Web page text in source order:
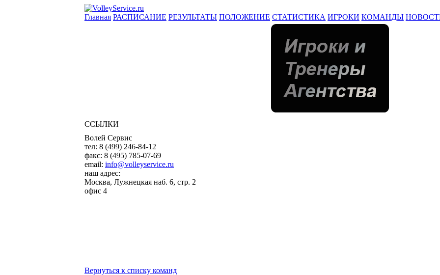
Главная РАСПИСАНИЕ РЕЗУЛЬТАТЫ ПОЛОЖЕНИЕ СТАТИСТИКА ИГРОКИ КОМАНДЫ
ССЫЛКИ
Волей Сервис
тел: 8 (499) 246-84-12
факс: 8 (495) 785-07-69
email: info@volleyservice.ru
наш адрес:
Москва, Лужнецкая наб. 6, стр. 2
офис 4
Вернуться к списку команд